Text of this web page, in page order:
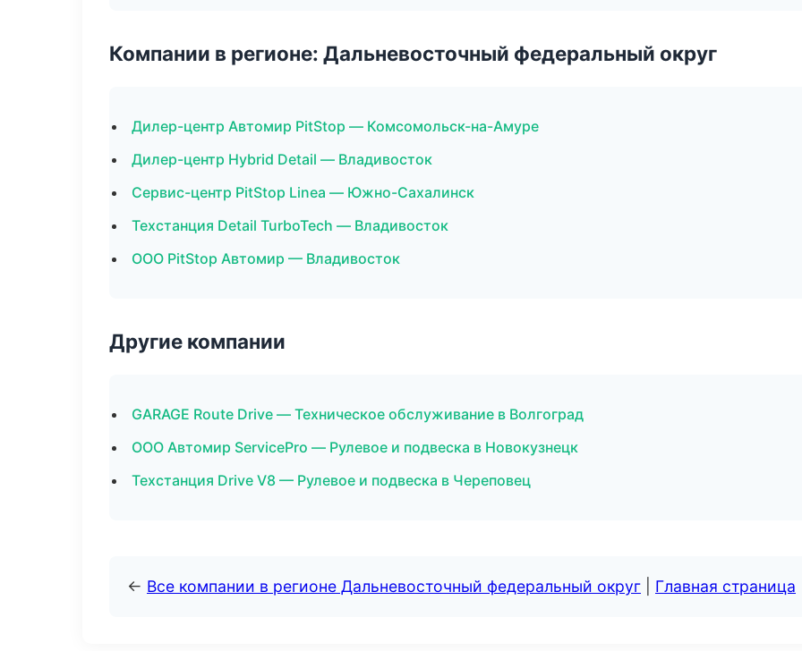
Компании в регионе: Дальневосточный федеральный округ
Дилер-центр Автомир PitStop — Комсомольск-на-Амуре
Дилер-центр Hybrid Detail — Владивосток
Сервис-центр PitStop Linea — Южно-Сахалинск
Техстанция Detail TurboTech — Владивосток
ООО PitStop Автомир — Владивосток
Другие компании
GARAGE Route Drive — Техническое обслуживание в Волгоград
ООО Автомир ServicePro — Рулевое и подвеска в Новокузнецк
Техстанция Drive V8 — Рулевое и подвеска в Череповец
← Все компании в регионе Дальневосточный федеральный округ Главная страница